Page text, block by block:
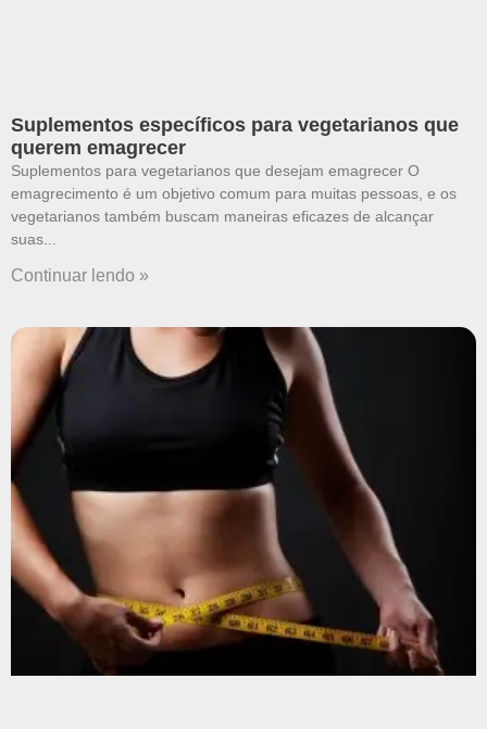
Suplementos específicos para vegetarianos que
querem emagrecer
Suplementos para vegetarianos que desejam emagrecer O
emagrecimento é um objetivo comum para muitas pessoas, e os
vegetarianos também buscam maneiras eficazes de alcançar
suas
Continuar lendo »